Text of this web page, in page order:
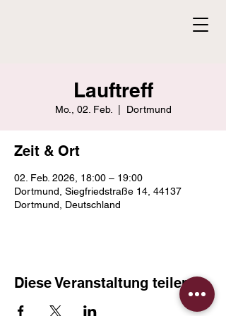
Lauftreff
Mo., 02. Feb. Dortmund
Zeit & Ort
02. Feb. 2026, 18:00 – 19:00
Dortmund, Siegfriedstraße 14, 44137
Dortmund, Deutschland
Diese Veranstaltung teilen